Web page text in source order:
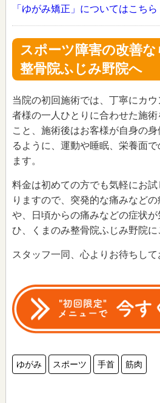
「ゆがみ矯正」についてはこちら
スポーツ障害の改善
整骨院ふじみ野院へ
当院の初回施術では、丁寧にカ
者様の一人ひとりに合わせた施
こと、施術後はお客様が自身の
るように、運動や睡眠、栄養面
ます。
料金は初めての方でも気軽にお
りますので、突発的な痛みなど
や、日頃からの痛みなどの症状
ひ、くまのみ整骨院ふじみ野院に
スタッフ一同、心よりお待ちして
ゆがみ スポーツ 手首 筋肉